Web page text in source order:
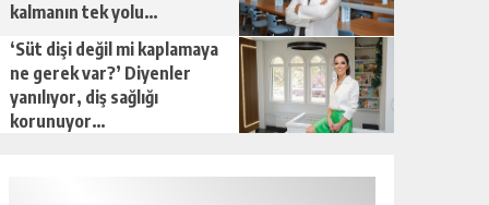
kalmanın tek yolu…
‘Süt dişi değil mi kaplamaya
ne gerek var?’ Diyenler
yanılıyor, diş sağlığı
korunuyor…